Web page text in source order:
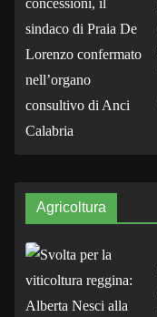
Agricoltura